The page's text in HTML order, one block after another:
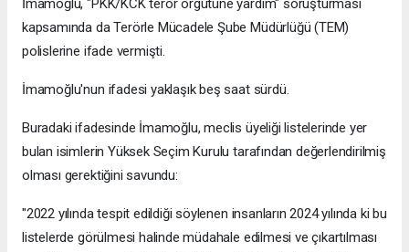
İmamoğlu, "PKK/KCK terör örgütüne yardım" soruşturması
kapsamında da Terörle Mücadele Şube Müdürlüğü (TEM)
polislerine ifade vermişti.
İmamoğlu'nun ifadesi yaklaşık beş saat sürdü.
Buradaki ifadesinde İmamoğlu, meclis üyeliği listelerinde yer
bulan isimlerin Yüksek Seçim Kurulu tarafından değerlendirilmiş
olması gerektiğini savundu:
"2022 yılında tespit edildiği söylenen insanların 2024 yılında ki bu
listelerde görülmesi halinde müdahale edilmesi ve çıkartılması